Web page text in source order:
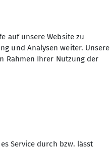
auf unsere Website zu
und Analysen weiter. Unsere
Rahmen Ihrer Nutzung der
Service durch bzw. lässt